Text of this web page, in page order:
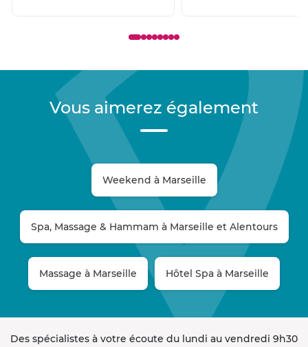
Vous aimerez également
Weekend à Marseille
Spa, Massage & Hammam à Marseille et Alentours
Massage à Marseille Hôtel Spa à Marseille
Des spécialistes à votre écoute du lundi au vendredi 9h30